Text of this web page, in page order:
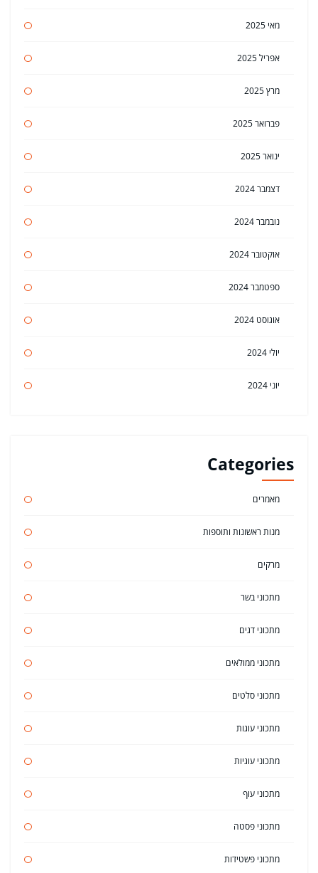
מאי 2025
אפריל 2025
מרץ 2025
פברואר 2025
ינואר 2025
דצמבר 2024
נובמבר 2024
אוקטובר 2024
ספטמבר 2024
אוגוסט 2024
יולי 2024
יוני 2024
Categories
מאמרים
מנות ראשונות ותוספות
מרקים
מתכוני בשר
מתכוני דגים
מתכוני ממולאים
מתכוני סלטים
מתכוני עוגות
מתכוני עוגיות
מתכוני עוף
מתכוני פסטה
מתכוני פשטידות